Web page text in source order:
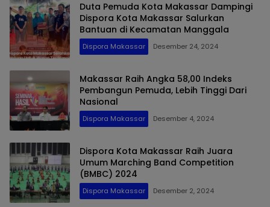
Duta Pemuda Kota Makassar Dampingi
Dispora Kota Makassar Salurkan
Bantuan di Kecamatan Manggala
Dispora Makassar Desember 24, 2024
Makassar Raih Angka 58,00 Indeks
Pembangun Pemuda, Lebih Tinggi Dari
Nasional
Dispora Makassar Desember 4, 2024
Dispora Kota Makassar Raih Juara
Umum Marching Band Competition
(BMBC) 2024
Dispora Makassar Desember 2, 2024